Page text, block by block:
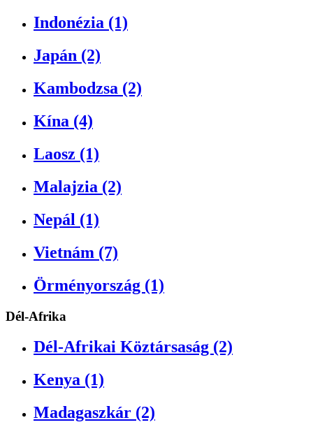
Indonézia (1)
Japán (2)
Kambodzsa (2)
Kína (4)
Laosz (1)
Malajzia (2)
Nepál (1)
Vietnám (7)
Örményország (1)
Dél-Afrika
Dél-Afrikai Köztársaság (2)
Kenya (1)
Madagaszkár (2)